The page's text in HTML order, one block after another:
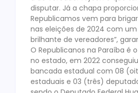
disputar. Já a chapa
Republicamos vem para
nas eleições de 2024 com
brilhante de vereadores”,
O Republicanos na Paraíba é
no estado, em 2022
bancada estadual com 08
estaduais e 03 (três)